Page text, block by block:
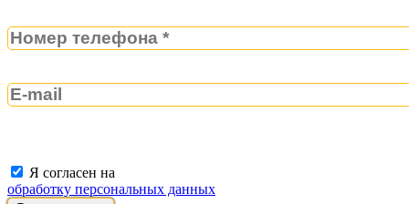
Я согласен на
обработку персональных данных